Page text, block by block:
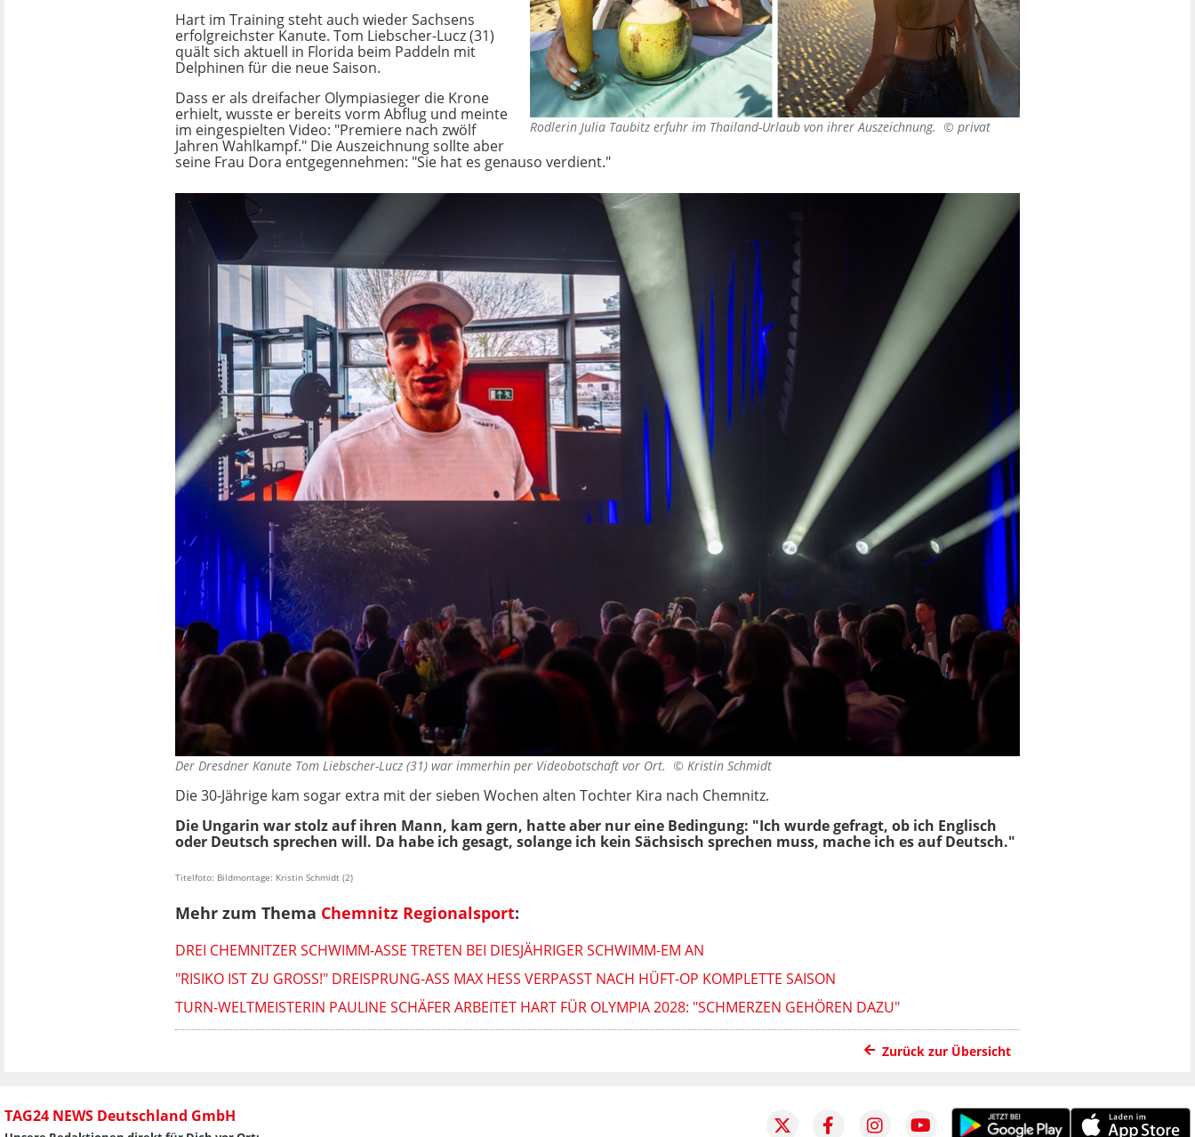
Rodlerin Julia Taubitz erfuhr im Thailand-Urlaub von ihrer Auszeichnung. © privat
Hart im Training steht auch wieder Sachsens
erfolgreichster Kanute. Tom Liebscher-Lucz (31)
quält sich aktuell in Florida beim Paddeln mit
Delphinen für die neue Saison.
Dass er als dreifacher Olympiasieger die Krone
erhielt, wusste er bereits vorm Abflug und meinte
im eingespielten Video: "Premiere nach zwölf
Jahren Wahlkampf." Die Auszeichnung sollte aber
seine Frau Dora entgegennehmen: "Sie hat es genauso verdient."
Der Dresdner Kanute Tom Liebscher-Lucz (31) war immerhin per Videobotschaft vor Ort. © Kristin Schmidt
Die 30-Jährige kam sogar extra mit der sieben Wochen alten Tochter Kira nach Chemnitz.
Die Ungarin war stolz auf ihren Mann, kam gern, hatte aber nur eine Bedingung: "Ich wurde gefragt, ob ich Englisch
oder Deutsch sprechen will. Da habe ich gesagt, solange ich kein Sächsisch sprechen muss, mache ich es auf Deutsch."
Titelfoto: Bildmontage: Kristin Schmidt (2)
Mehr zum Thema Chemnitz Regionalsport:
DREI CHEMNITZER SCHWIMM-ASSE TRETEN BEI DIESJÄHRIGER SCHWIMM-EM AN
"RISIKO IST ZU GROSS!" DREISPRUNG-ASS MAX HESS VERPASST NACH HÜFT-OP KOMPLETTE SAISON
TURN-WELTMEISTERIN PAULINE SCHÄFER ARBEITET HART FÜR OLYMPIA 2028: "SCHMERZEN GEHÖREN DAZU"
Zurück zur Übersicht
TAG24 NEWS Deutschland GmbH